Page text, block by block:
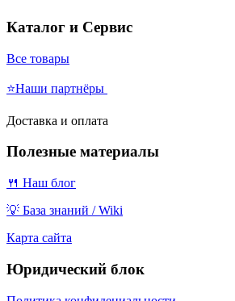
Каталог и Сервис
Все товары
⭐Наши партнёры
Доставка и оплата
Полезные материалы
🍴 Наш блог
💡 База знаний / Wiki
Карта сайта
Юридический блок